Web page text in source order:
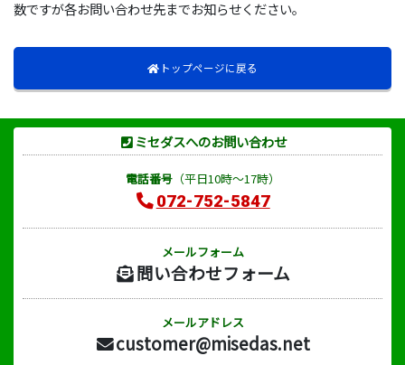
数ですが各お問い合わせ先までお知らせください。
トップページに戻る
ミセダスへのお問い合わせ
電話番号（平日10時～17時）
072-752-5847
メールフォーム
問い合わせフォーム
メールアドレス
customer@misedas.net